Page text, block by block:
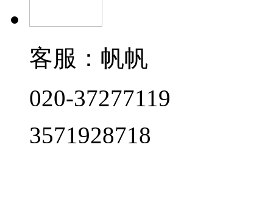
客服：帆帆
020-37277119
3571928718